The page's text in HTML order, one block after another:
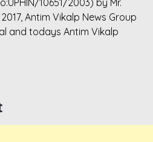
10651/2003) by Mr.
Antim Vikalp News Group
and todays Antim Vikalp